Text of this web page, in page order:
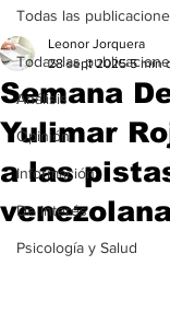
Todas las
Análisis
Opinión
Información
De interés
Psicología y Salud
Todas las
Semana
Yulimar
a las
Leonor Jorquera
28 sept 2025 5 min